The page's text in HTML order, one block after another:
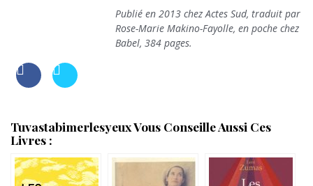
Publié en 2013 chez Actes Sud, traduit par
Rose-Marie Makino-Fayolle, en poche chez
Babel, 384 pages.
Tuvastabimerlesyeux Vous Conseille Aussi Ces
Livres :